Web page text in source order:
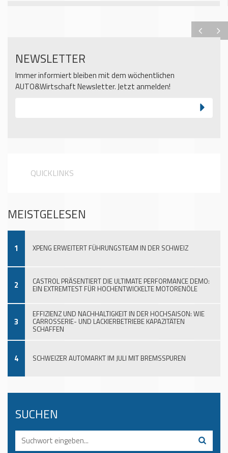
NEWSLETTER
Immer informiert bleiben mit dem wöchentlichen
AUTO&Wirtschaft Newsletter. Jetzt anmelden!
QUICKLINKS
MEISTGELESEN
1 XPENG ERWEITERT FÜHRUNGSTEAM IN DER SCHWEIZ
2 CASTROL PRÄSENTIERT DIE ULTIMATE PERFORMANCE DEMO:
EIN EXTREMTEST FÜR HOCHENTWICKELTE MOTORENÖLE
3
EFFIZIENZ UND NACHHALTIGKEIT IN DER HOCHSAISON: WIE
CARROSSERIE- UND LACKIERBETRIEBE KAPAZITÄTEN
SCHAFFEN
4 SCHWEIZER AUTOMARKT IM JULI MIT BREMSSPUREN
SUCHEN